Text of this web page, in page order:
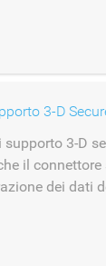
3-D
3-D
il connettore
dei dati